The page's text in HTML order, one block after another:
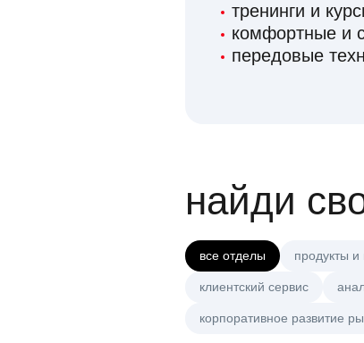
тренинги и
комфортные и
передовые
найди
все отделы продукты и
клиентский сервис
корпоративное развитие